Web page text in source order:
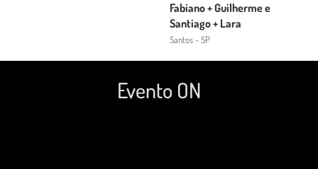
Fabiano + Guilherme e
Santiago + Lara
Santos - SP
Evento ON